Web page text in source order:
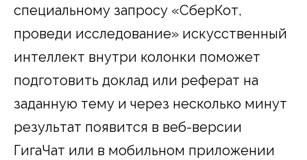
специальному запросу «СберКот,
проведи исследование» искусственный
интеллект внутри колонки поможет
подготовить доклад или реферат на
заданную тему и через несколько минут
результат появится в веб-версии
ГигаЧат или в мобильном приложении